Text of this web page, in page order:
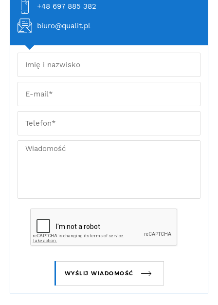
+48 697 885 382
biuro@qualit.pl
WYŚLIJ WIADOMOŚĆ